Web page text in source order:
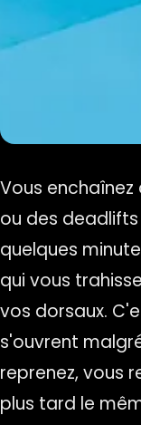
Vous
ou des deadlifts
quelques
qui vous
vos dorsaux.
s'ouvrent
reprenez, vous
plus tard le